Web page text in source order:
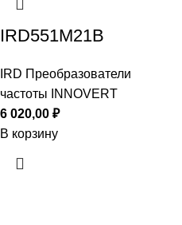
IRD551M21B
IRD Преобразователи
частоты INNOVERT
6 020,00 ₽
В корзину